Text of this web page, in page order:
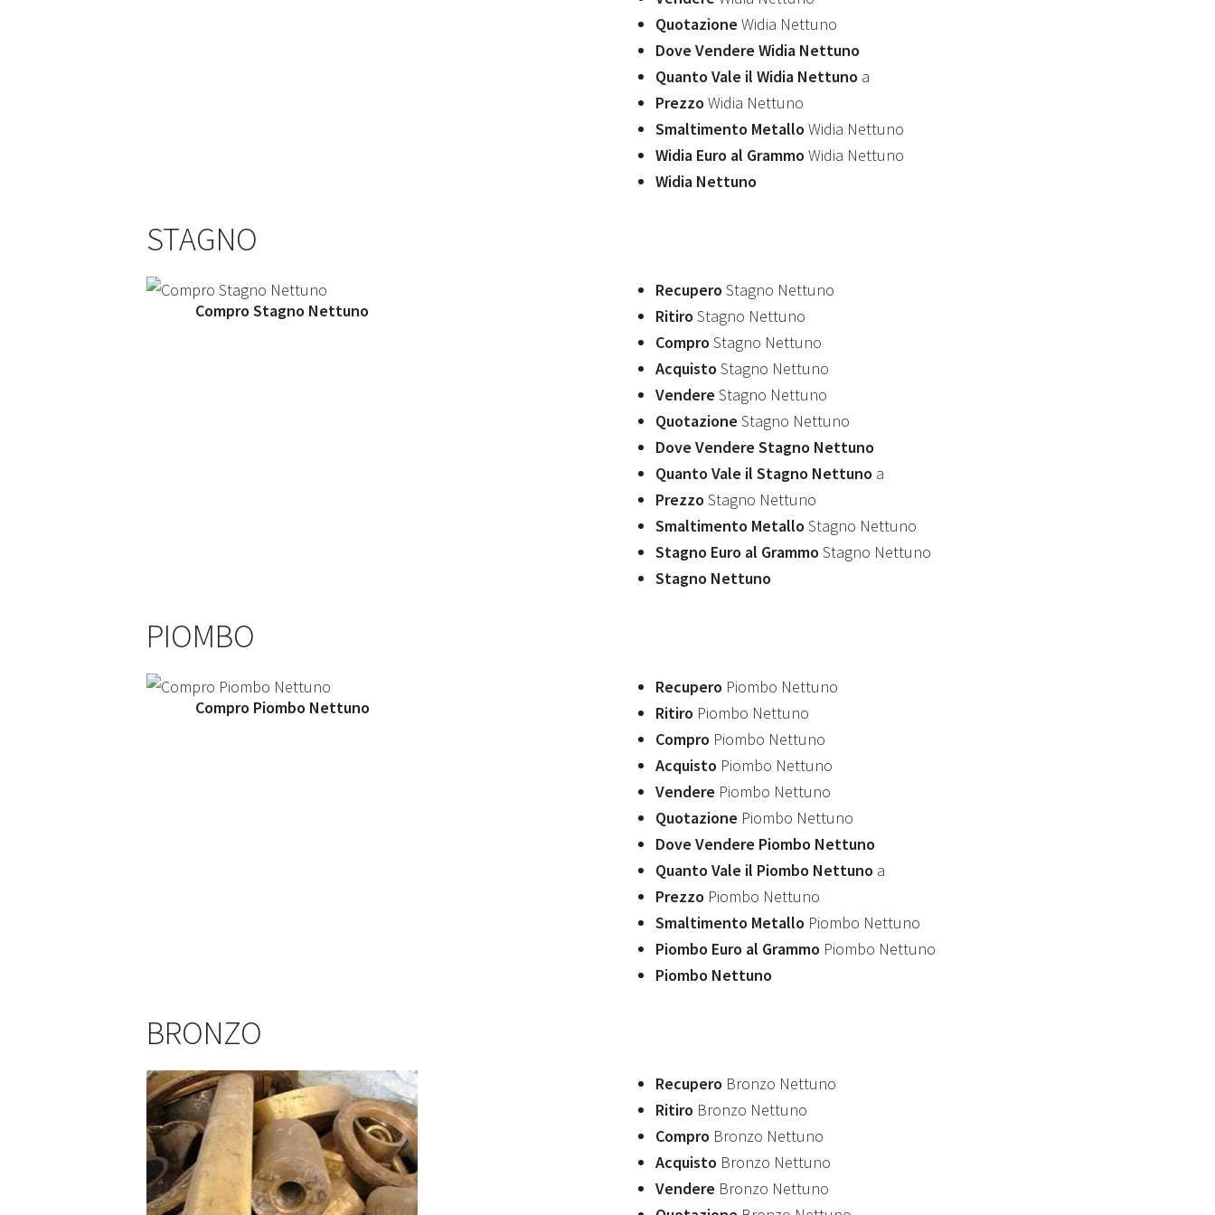
Quotazione Widia Nettuno
Dove Vendere Widia Nettuno
Quanto Vale il Widia Nettuno a
Prezzo Widia Nettuno
Smaltimento Metallo Widia Nettuno
Widia Euro al Grammo Widia Nettuno
Widia Nettuno
STAGNO
Compro Stagno Nettuno
RecuperoStagno Nettuno
Ritiro Stagno Nettuno
Compro Stagno Nettuno
Acquisto Stagno Nettuno
Vendere Stagno Nettuno
Quotazione Stagno Nettuno
Dove Vendere Stagno Nettuno
Quanto Vale il Stagno Nettuno a
Prezzo Stagno Nettuno
Smaltimento Metallo Stagno Nettuno
Stagno Euro al Grammo Stagno Nettuno
Stagno Nettuno
PIOMBO
Compro Piombo Nettuno
Recupero Piombo Nettuno
Ritiro Piombo Nettuno
Compro Piombo Nettuno
Acquisto Piombo Nettuno
Vendere Piombo Nettuno
Quotazione Piombo Nettuno
Dove Vendere Piombo Nettuno
Quanto Vale il Piombo Nettuno a
Prezzo Piombo Nettuno
Smaltimento Metallo Piombo Nettuno
Piombo Euro al Grammo Piombo Nettuno
Piombo Nettuno
BRONZO
Recupero Bronzo Nettuno
Ritiro Bronzo Nettuno
Compro Bronzo Nettuno
Acquisto Bronzo Nettuno
Vendere Bronzo Nettuno